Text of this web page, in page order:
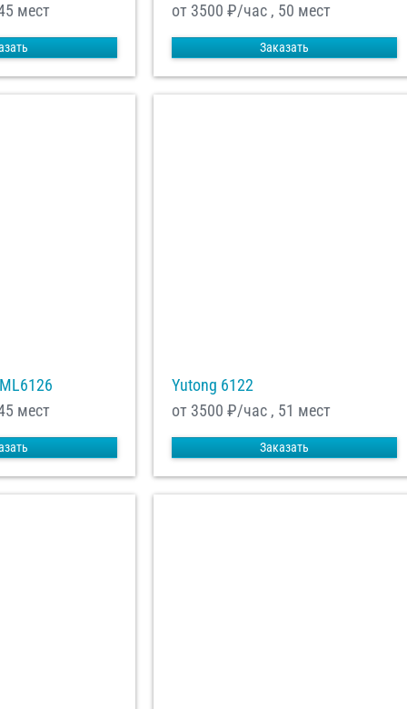
мест
от 3500 ₽/час , 50 мест
Заказать
мест
Yutong 6122
от 3500 ₽/час , 51 мест
Заказать